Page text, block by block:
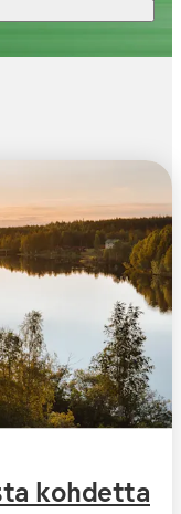
kohdetta